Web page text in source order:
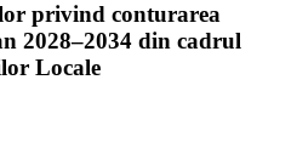
privind conturarea
2028–2034 din cadrul
Locale